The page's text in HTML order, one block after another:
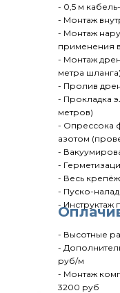
- 0,5 м
- Монтаж
- Монтаж
применения
- Монтаж
метра шланга)
- Пролив
- Прокладка
метров)
- Опрессока
азотом
-
-
- Весь крепёж
- Пуско-
- Инструктаж
- Высотные
-
руб/м
- Монтаж
3200 руб